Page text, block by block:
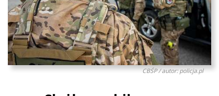
CBŚP / autor: policja.pl